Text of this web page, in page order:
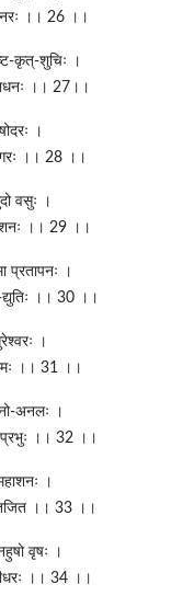
नरः ।। 26 ।।
कृत्-शुचिः ।
।। 27।।
।
।। 28 ।।
वसुः ।
।। 29 ।।
प्रतापनः ।
द्युतिः ।। 30 ।।
।
।। 31 ।।
अनलः ।
प्रभुः ।। 32 ।।
।
।। 33 ।।
वृषः ।
।। 34 ।।